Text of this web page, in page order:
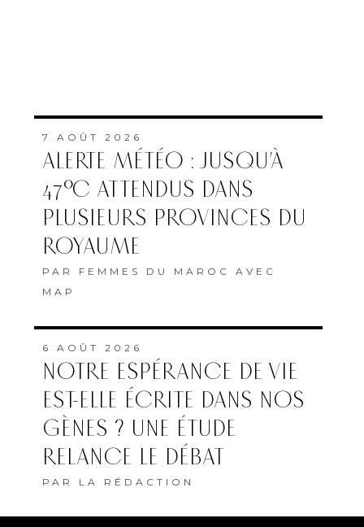
7 AOÛT 2026
ALERTE MÉTÉO : JUSQU’À
47°C ATTENDUS DANS
PLUSIEURS PROVINCES DU
ROYAUME
PAR FEMMES DU MAROC AVEC
MAP
6 AOÛT 2026
NOTRE ESPÉRANCE DE VIE
EST-ELLE ÉCRITE DANS NOS
GÈNES ? UNE ÉTUDE
RELANCE LE DÉBAT
PAR LA RÉDACTION